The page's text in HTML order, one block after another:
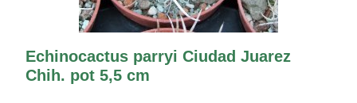
Echinocactus parryi Ciudad Juarez
Chih. pot 5,5 cm